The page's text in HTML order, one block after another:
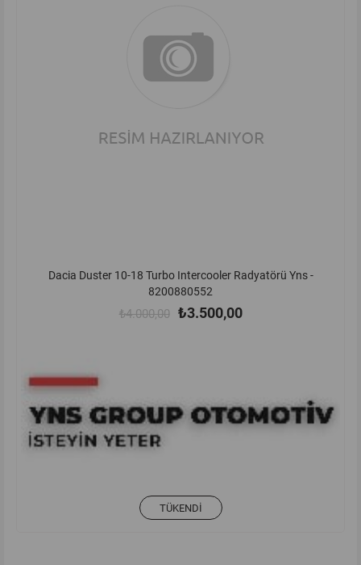
Dacia Duster 10-18 Turbo Intercooler Radyatörü Yns -
8200880552
₺3.500,00
₺4.000,00
TÜKENDI